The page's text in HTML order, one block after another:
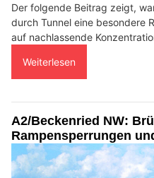
Der folgende Beitrag zeigt,
durch Tunnel eine besondere
auf nachlassende
Weiterlesen
A2/Beckenried NW:
Rampensperrungen